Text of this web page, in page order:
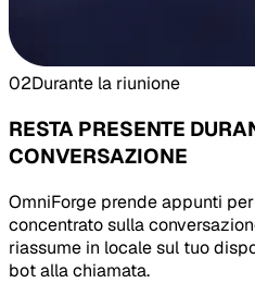
02Durante la riunione
RESTA PRESENTE
CONVERSAZIONE
OmniForge prende appunti
concentrato sulla
riassume in locale sul tuo
bot alla chiamata.